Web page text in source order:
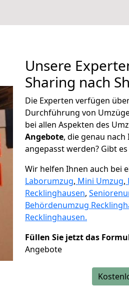
Unsere
Sharing nach
Die Experten verfügen
Durchführung von
bei allen Aspekten des
Angebote, die genau
angepasst werden? Gibt
Wir helfen Ihnen auch bei
Laborumzug, Mini Umzug,
Recklinghausen,
Behördenumzug
Recklinghausen.
Füllen Sie jetzt das
Angebote